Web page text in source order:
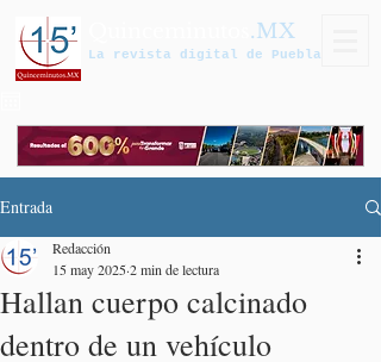
.MX
La revista digital de Puebla
Entrada
Hallan cuerpo calcinado
dentro de un vehículo
Redacción
15 may 20252 min de lectura